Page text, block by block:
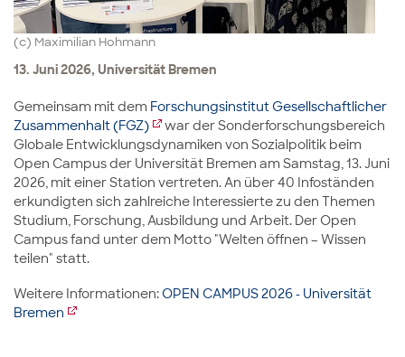
(c) Maximilian Hohmann
13. Juni 2026, Universität Bremen
Gemeinsam mit dem Forschungsinstitut Gesellschaftlicher
Zusammenhalt (FGZ)
war der Sonderforschungsbereich
Globale Entwicklungsdynamiken von Sozialpolitik beim
Open Campus der Universität Bremen am Samstag, 13. Juni
2026, mit einer Station vertreten. An über 40 Infoständen
erkundigten sich zahlreiche Interessierte zu den Themen
Studium, Forschung, Ausbildung und Arbeit. Der Open
Campus fand unter dem Motto "Welten öffnen – Wissen
teilen" statt.
Weitere Informationen:OPEN CAMPUS 2026 - Universität
Bremen